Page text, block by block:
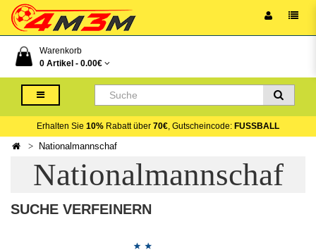
Warenkorb
0 Artikel - 0.00€
Erhalten Sie 10% Rabatt über 70€, Gutscheincode: FUSSBALL
Nationalmannschaf
Nationalmannschaf
SUCHE VERFEINERN